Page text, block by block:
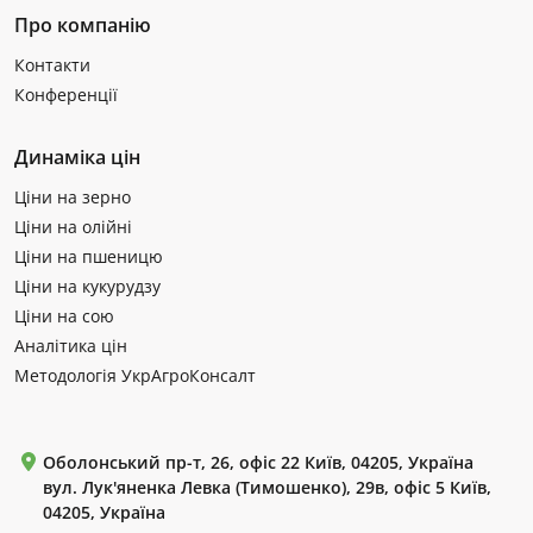
Про компанію
Контакти
Конференції
Динаміка цін
Ціни на зерно
Ціни на олійні
Ціни на пшеницю
Ціни на кукурудзу
Ціни на сою
Аналітика цін
Методологія УкрАгроКонсалт
Оболонський пр-т, 26, офіс 22 Київ, 04205, Україна
вул. Лук'яненка Левка (Тимошенко), 29в, офіс 5 Київ,
04205, Україна